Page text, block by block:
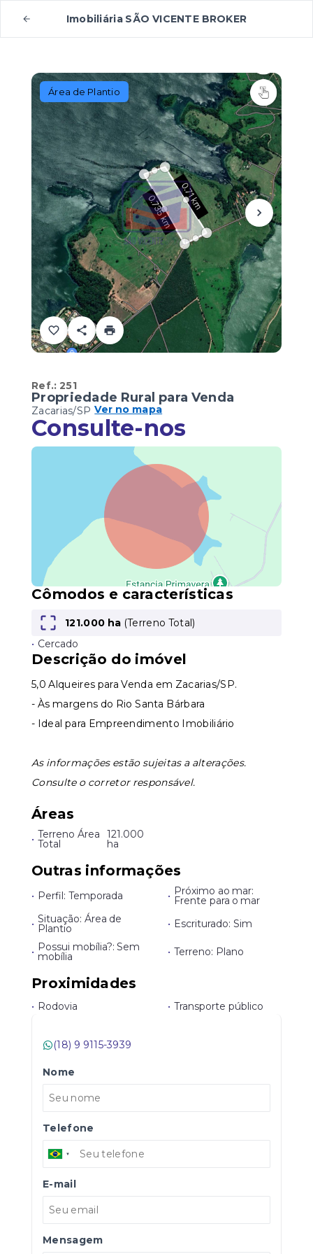
Imobiliária SÃO VICENTE BROKER
Área de Plantio
Ref.:251
Propriedade Rural para Venda
Zacarias/SP Ver no mapa
Consulte-nos
Cômodos e características
121.000 ha (Terreno Total)
• Cercado
Descrição do imóvel
5,0 Alqueires para Venda em Zacarias/SP.
- Às margens do Rio Santa Bárbara
- Ideal para Empreendimento Imobiliário
As informações estão sujeitas a alterações.
Consulte o corretor responsável.
Áreas
• Terreno Área
Total
121.000
ha
Outras informações
• Perfil: Temporada • Próximo ao mar:
Frente para o mar
• Situação: Área de
Plantio • Escriturado: Sim
• Possui mobília?: Sem
mobília • Terreno: Plano
Proximidades
• Rodovia • Transporte público
(18) 9 9115-3939
Nome
Telefone
E-mail
Mensagem